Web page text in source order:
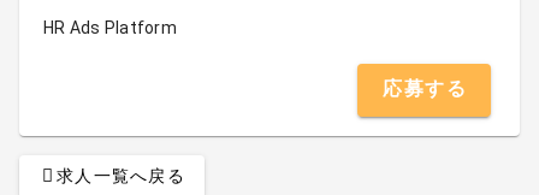
HR Ads Platform
応募する
求人一覧へ戻る